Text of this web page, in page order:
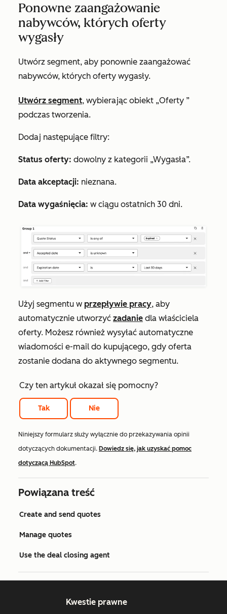
Ponowne zaangażowanie
nabywców, których oferty
wygasły
Utwórz segment, aby ponownie zaangażować
nabywców, których oferty wygasły.
Utwórz segment, wybierając obiekt „Oferty ”
podczas tworzenia.
Dodaj następujące filtry:
Status oferty: dowolny z kategorii „Wygasła”.
Data akceptacji: nieznana.
Data wygaśnięcia: w ciągu ostatnich 30 dni.
Użyj segmentu w przepływie pracy, aby
automatycznie utworzyć zadanie dla właściciela
oferty. Możesz również wysyłać automatyczne
wiadomości e-mail do kupującego, gdy oferta
zostanie dodana do aktywnego segmentu.
Czy ten artykuł okazał się pomocny?
Tak Nie
Niniejszy formularz służy wyłącznie do przekazywania opinii
dotyczących dokumentacji. Dowiedz się, jak uzyskać pomoc
dotyczącą HubSpot.
Powiązana treść
Create and send quotes
Manage quotes
Use the deal closing agent
Kwestie prawne